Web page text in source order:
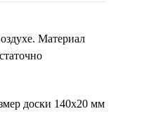
Материал
доски 140х20 мм